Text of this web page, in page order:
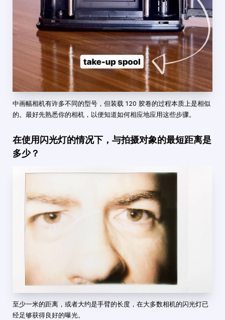
中画幅相机有许多不同的型号，但装载 120 胶卷的过程本质上是相似
的。最好先熟悉你的相机，以便知道如何相应地应用这些步骤。
在使用闪光灯的情况下，与拍摄对象的最短距离是
多少？
至少一米的距离，或者大约是手臂的长度，在大多数相机的闪光灯已
经足够获得良好的曝光。